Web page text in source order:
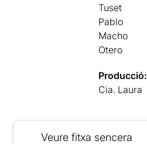
Tuset
Pablo
Macho
Otero
Producció:
Cia. Laura
Veure fitxa sencera